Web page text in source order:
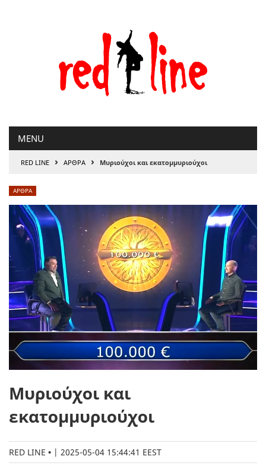
MENU
RED LINE › ΑΡΘΡΑ › Μυριούχοι και εκατομμυριούχοι
ΑΡΘΡΑ
Μυριούχοι και
εκατομμυριούχοι
RED LINE | 2025-05-04 15:44:41 EEST